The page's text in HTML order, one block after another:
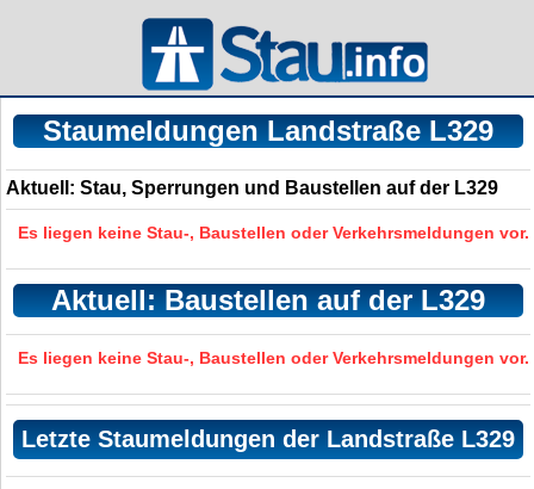
Staumeldungen Landstraße L329
Aktuell: Stau, Sperrungen und Baustellen auf der L329
Es liegen keine Stau-, Baustellen oder Verkehrsmeldungen vor.
Aktuell: Baustellen auf der L329
Es liegen keine Stau-, Baustellen oder Verkehrsmeldungen vor.
Letzte Staumeldungen der Landstraße L329